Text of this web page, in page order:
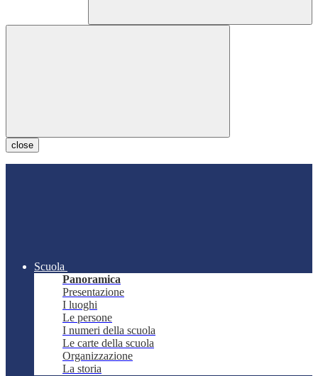
close
Scuola
Panoramica
Presentazione
I luoghi
Le persone
I numeri della scuola
Le carte della scuola
Organizzazione
La storia